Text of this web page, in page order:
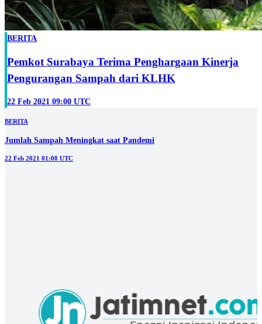
BERITA
Pemkot Surabaya Terima Penghargaan Kinerja
Pengurangan Sampah dari KLHK
22 Feb 2021 09:00 UTC
BERITA
Jumlah Sampah Meningkat saat Pandemi
22 Feb 2021 01:00 UTC
Kandungan Mikroplastik di Sungai Kali Porong yang Terburuk